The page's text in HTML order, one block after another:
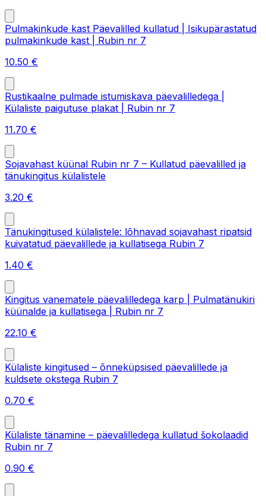
Pulmakinkude kast Päevalilled kullatud | Isikupärastatud
pulmakinkude kast | Rubin nr 7
10.50 €
Rustikaalne pulmade istumiskava päevalilledega |
Külaliste paigutuse plakat | Rubin nr 7
11.70 €
Sojavahast küünal Rubin nr 7 – Kullatud päevalilled ja
tänukingitus külalistele
3.20 €
Tänukingitused külalistele: lõhnavad sojavahast ripatsid
kuivatatud päevalillede ja kullatisega Rubin 7
1.40 €
Kingitus vanematele päevalilledega karp | Pulmatänukiri
küünalde ja kullatisega | Rubin nr 7
22.10 €
Külaliste kingitused – õnneküpsised päevalillede ja
kuldsete okstega Rubin 7
0.70 €
Külaliste tänamine – päevalilledega kullatud šokolaadid
Rubin nr 7
0.90 €